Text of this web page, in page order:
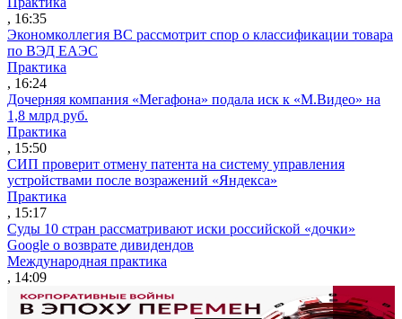
, 16:35
Экономколлегия ВС рассмотрит спор о классификации товара
по ВЭД ЕАЭС
Практика
, 16:24
Дочерняя компания «Мегафона» подала иск к «М.Видео» на
1,8 млрд руб.
Практика
, 15:50
СИП проверит отмену патента на систему управления
устройствами после возражений «Яндекса»
Практика
, 15:17
Суды 10 стран рассматривают иски российской «дочки»
Google о возврате дивидендов
Международная практика
, 14:09